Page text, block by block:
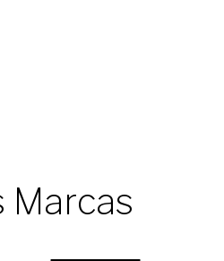
Marcas